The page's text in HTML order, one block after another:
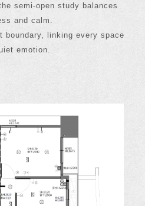
semi-open study balances
and calm.
boundary, linking every space
emotion.